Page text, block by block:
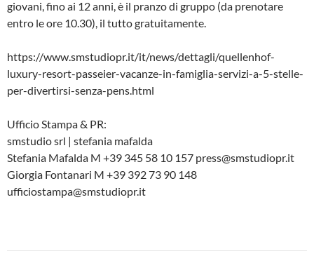
giovani, fino ai 12 anni, è il pranzo di gruppo (da prenotare
entro le ore 10.30), il tutto gratuitamente.
https://www.smstudiopr.it/it/news/dettagli/quellenhof-
luxury-resort-passeier-vacanze-in-famiglia-servizi-a-5-stelle-
per-divertirsi-senza-pens.html
Ufficio Stampa & PR:
smstudio srl | stefania mafalda
Stefania Mafalda M +39 345 58 10 157 press@smstudiopr.it
Giorgia Fontanari M +39 392 73 90 148
ufficiostampa@smstudiopr.it